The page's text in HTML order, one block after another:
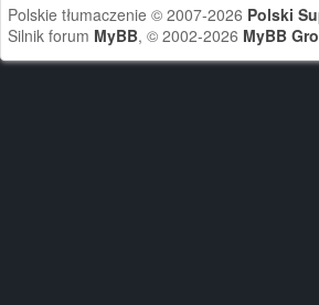
Polskie tłumaczenie © 2007-2026 Polski
Silnik forum MyBB, © 2002-2026 MyBB